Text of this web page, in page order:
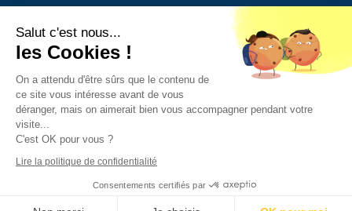
SIEGE SOCIAL
169 rue de l'Abbé Bonpain - CS 56008
03 20 55 48 80
© 2021 Ensemble pour l’enfant - Mention légales
Salut c'est nous...
les Cookies !
On a attendu d'être sûrs que le contenu de
ce site vous intéresse avant de vous
déranger, mais on aimerait bien vous accompagner pendant votre
visite...
C'est OK pour vous ?
Lire la politique de confidentialité
Consentements certifiés par